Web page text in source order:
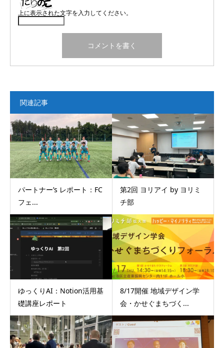
上に表示された文字を入力してください。
関連記事
パートナー’s レポート：FC
フェ...
第2回 ヨリアイ by ヨリミ
チ部
ゆっくりAI：Notion活用基
礎講座レポート
8/17開催 地域デザイン学
会・かせぐまちづく...